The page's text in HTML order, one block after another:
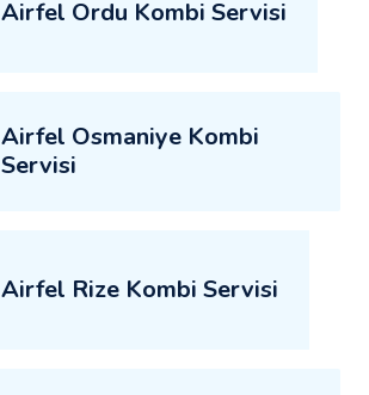
Airfel Ordu Kombi Servisi
Airfel Osmaniye Kombi
Servisi
Airfel Rize Kombi Servisi